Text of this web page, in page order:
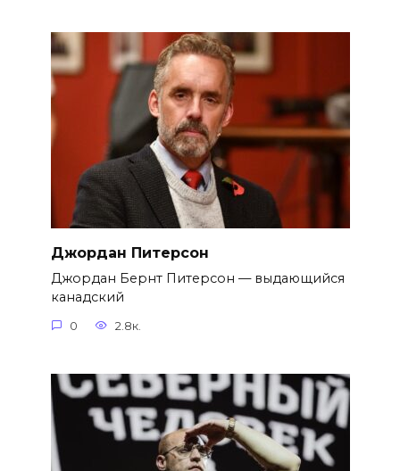
Джордан Питерсон
Джордан Бернт Питерсон — выдающийся
канадский
0 2.8к.